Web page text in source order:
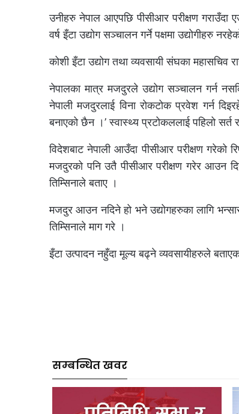
उनीहरु नेपाल आएपछि पीसीआर परीक्षण गराउँदा
वर्ष इँटा उद्योग सञ्चालन गर्ने पक्षमा उद्योगीहरु
कोशी इँटा उद्योग तथा व्यवसायी संघका महासचिव
नेपालका मात्र मजदुरले उद्योग सञ्चालन गर्न
नेपाली मजदुरलाई विना रोकटोक प्रवेश गर्न
बनाएको छैन ।’ स्वास्थ्य प्रटोकललाई पहिलो सर्त
विदेशबाट नेपाली आउँदा पीसीआर परीक्षण गरेको
मजदुरको पनि उतै पीसीआर परीक्षण गरेर आउन
तिम्सिनाले बताए ।
मजदुर आउन नदिने हो भने उद्योगहरुका लागि
तिम्सिनाले माग गरे ।
इँटा उत्पादन नहुँदा मूल्य बढ्ने व्यवसायीहरुले
सम्बन्धित खवर